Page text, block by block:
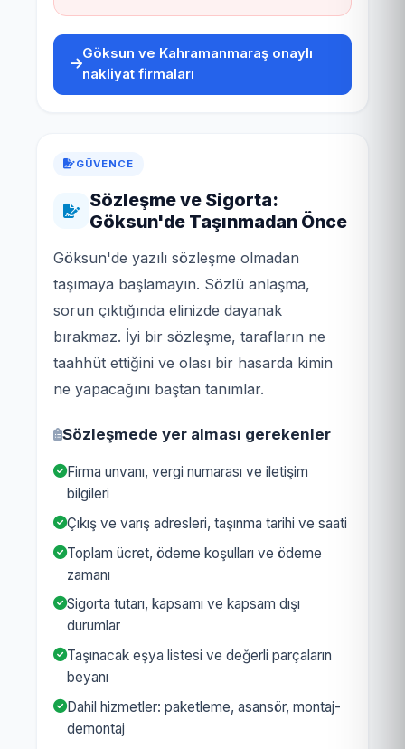
Göksun ve Kahramanmaraş onaylı
nakliyat firmaları
GÜVENCE
Sözleşme ve Sigorta:
Göksun'de Taşınmadan Önce
Göksun'de yazılı sözleşme olmadan
taşımaya başlamayın. Sözlü anlaşma,
sorun çıktığında elinizde dayanak
bırakmaz. İyi bir sözleşme, tarafların ne
taahhüt ettiğini ve olası bir hasarda kimin
ne yapacağını baştan tanımlar.
Sözleşmede yer alması gerekenler
Firma unvanı, vergi numarası ve iletişim
bilgileri
Çıkış ve varış adresleri, taşınma tarihi ve saati
Toplam ücret, ödeme koşulları ve ödeme
zamanı
Sigorta tutarı, kapsamı ve kapsam dışı
durumlar
Taşınacak eşya listesi ve değerli parçaların
beyanı
Dahil hizmetler: paketleme, asansör, montaj-
demontaj